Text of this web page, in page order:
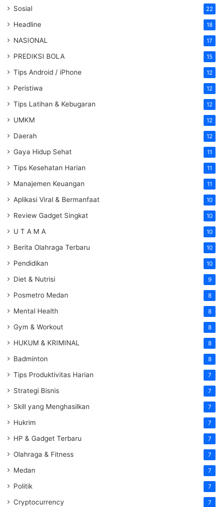
Sosial 22
Headline 18
NASIONAL 17
PREDIKSI BOLA 15
Tips Android / iPhone 12
Peristiwa 12
Tips Latihan & Kebugaran 12
UMKM 12
Daerah 12
Gaya Hidup Sehat 11
Tips Kesehatan Harian 11
Manajemen Keuangan 11
Aplikasi Viral & Bermanfaat 10
Review Gadget Singkat 10
U T A M A 10
Berita Olahraga Terbaru 10
Pendidikan 10
Diet & Nutrisi 9
Posmetro Medan 8
Mental Health 8
Gym & Workout 8
HUKUM & KRIMINAL 8
Badminton 8
Tips Produktivitas Harian 7
Strategi Bisnis 7
Skill yang Menghasilkan 7
Hukrim 7
HP & Gadget Terbaru 7
Olahraga & Fitness 7
Medan 7
Politik 7
Cryptocurrency 7